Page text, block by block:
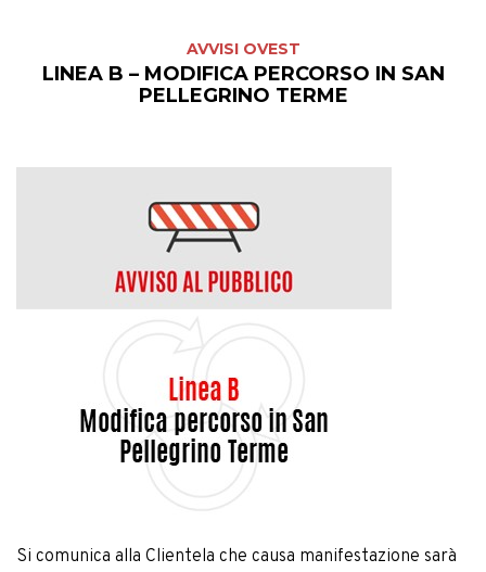
AVVISI OVEST
LINEA B – MODIFICA PERCORSO IN SAN
PELLEGRINO TERME
Si comunica alla Clientela che causa manifestazione sarà